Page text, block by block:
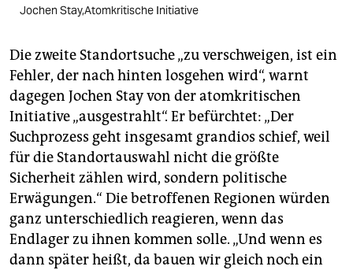
Jochen Stay,Atomkritische Initiative
Die zweite Standortsuche „zu verschweigen, ist ein
Fehler, der nach hinten losgehen wird“, warnt
dagegen Jochen Stay von der atomkritischen
Initiative „ausgestrahlt“. Er befürchtet: „Der
Suchprozess geht insgesamt grandios schief, weil
für die Standortauswahl nicht die größte
Sicherheit zählen wird, sondern politische
Erwägungen.“ Die betroffenen Regionen würden
ganz unterschiedlich reagieren, wenn das
Endlager zu ihnen kommen solle. „Und wenn es
dann später heißt, da bauen wir gleich noch ein